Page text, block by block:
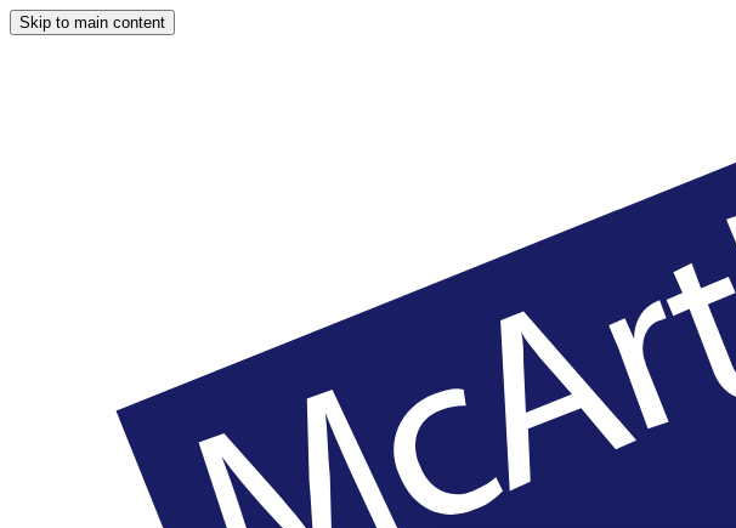
Skip to main content